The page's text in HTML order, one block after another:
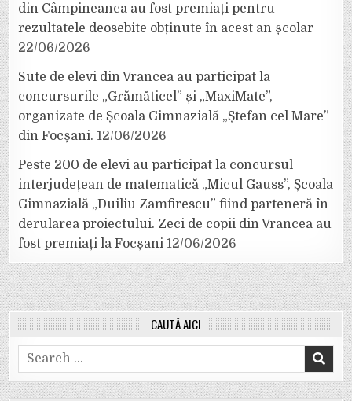
din Câmpineanca au fost premiați pentru
rezultatele deosebite obținute în acest an școlar
22/06/2026
Sute de elevi din Vrancea au participat la
concursurile „Grămăticel” și „MaxiMate”,
organizate de Școala Gimnazială „Ștefan cel Mare”
din Focșani. 12/06/2026
Peste 200 de elevi au participat la concursul
interjudețean de matematică „Micul Gauss”, Școala
Gimnazială „Duiliu Zamfirescu” fiind parteneră în
derularea proiectului. Zeci de copii din Vrancea au
fost premiați la Focșani 12/06/2026
CAUTĂ AICI
Search
for: